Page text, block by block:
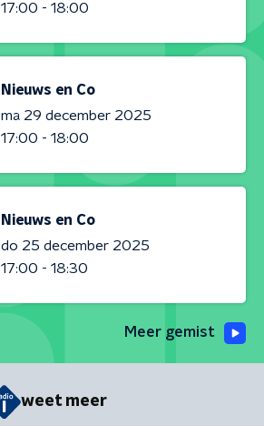
17:00 - 18:00
Nieuws en Co
ma 29 december 2025
17:00 - 18:00
Nieuws en Co
do 25 december 2025
17:00 - 18:30
Meer gemist
weet meer